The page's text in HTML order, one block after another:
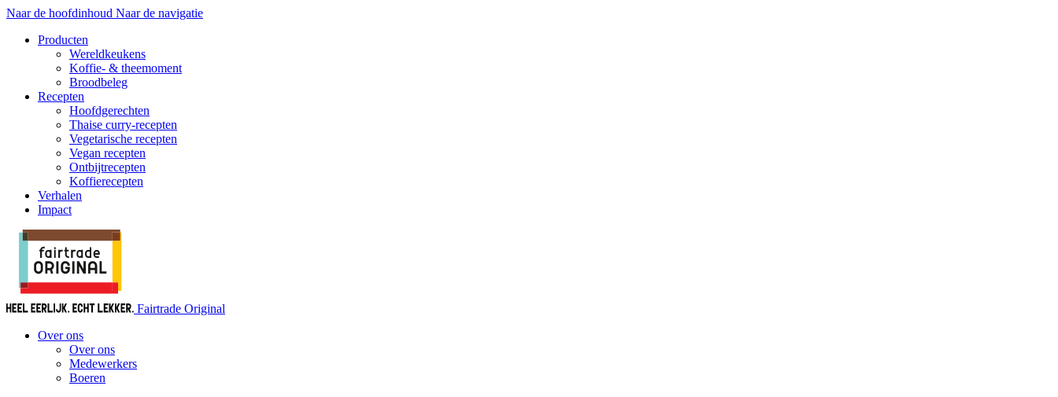
Naar de hoofdinhoud Naar de navigatie
Producten
Wereldkeukens
Koffie- & theemoment
Broodbeleg
Recepten
Hoofdgerechten
Thaise curry-recepten
Vegetarische recepten
Vegan recepten
Ontbijtrecepten
Koffierecepten
Verhalen
Impact
Fairtrade Original
Over ons
Over ons
Medewerkers
Boeren